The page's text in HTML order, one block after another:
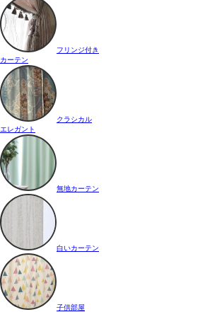
フリンジ付き
カーテン
クラシカル
エレガント
無地カーテン
白いカーテン
子供部屋